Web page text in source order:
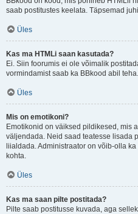
saab postitustes keelata. Täpsemad
Üles
Kas ma HTMLi saan kasutada?
Ei. Siin foorumis ei ole võimalik
vormindamist saab ka BBkood abil teha.
Üles
Mis on emotikoni?
Emotikonid on väiksed pildikesed, mis
väljendada. Neid saad teatesse lisada
liialdada. Administraator on võib-olla
kohta.
Üles
Kas ma saan pilte postitada?
Pilte saab postitusse kuvada, aga